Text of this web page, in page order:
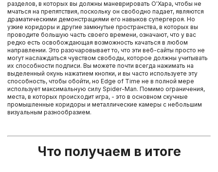
разделов, в которых вы должны маневрировать О'Хара, чтобы не
мчаться на препятствия, поскольку он свободно падает, являются
драматическими демонстрациями его навыков супергероя. Но
узкие коридоры и другие замкнутые пространства, в которых вы
проводите большую часть своего времени, означают, что у вас
редко есть освобождающая возможность качаться в любом
направлении. Это разочаровывает то, что эти веб-сайты просто не
могут наслаждаться чувством свободы, которое должны учитывать
их способности подписи. Вы можете почти всегда нажимать на
выделенный окунь нажатием кнопки, и вы часто используете эту
способность, чтобы обойти, но Edge of Time не в полной мере
использует максимальную силу Spider-Man. Помимо ограничения,
места, в которых происходит игра, - это в основном скучные
промышленные коридоры и металлические камеры с небольшим
визуальным разнообразием.
Что получаем в итоге